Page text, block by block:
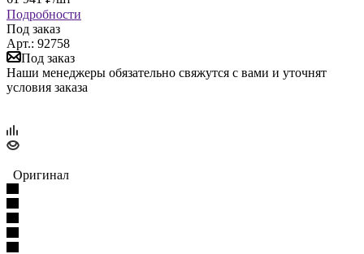
Подробности
Под заказ
Арт.: 92758
Под заказ
Наши менеджеры обязательно свяжутся с вами и уточнят
условия заказа
Оригинал